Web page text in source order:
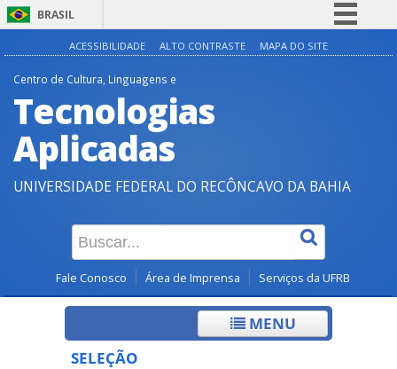
BRASIL
Simplifique!
Canais
ACESSIBILIDADE ALTO CONTRASTE MAPA DO SITE
Centro de Cultura, Linguagens e
Tecnologias
Aplicadas
UNIVERSIDADE FEDERAL DO RECÔNCAVO DA BAHIA
Fale Conosco Área de Imprensa Serviços da UFRB
MENU
SELEÇÃO